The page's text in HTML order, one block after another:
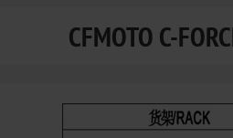
CFMOTO C-